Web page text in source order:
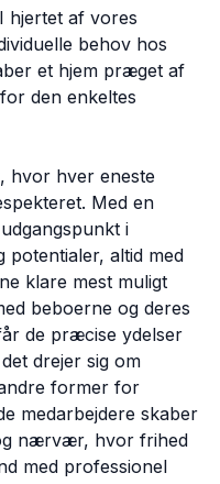
hjertet af vores
behov hos
et hjem præget af
den enkeltes
hvor hver eneste
Med en
i
potentialer, altid med
klare mest muligt
beboerne og deres
de præcise ydelser
drejer sig om
former for
medarbejdere skaber
nærvær, hvor frihed
med professionel